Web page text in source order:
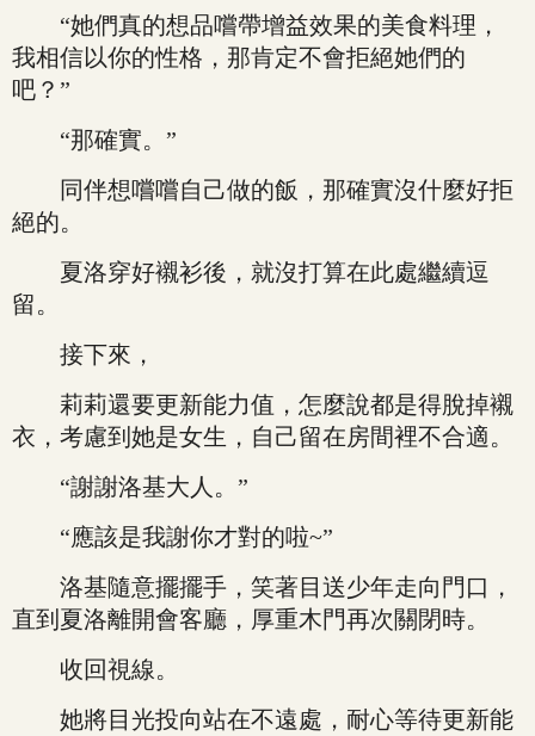
“她們真的想品嚐帶增益效果的美食料理，
我相信以你的性格，那肯定不會拒絕她們的
吧？”
“那確實。”
同伴想嚐嚐自己做的飯，那確實沒什麼好拒
絕的。
夏洛穿好襯衫後，就沒打算在此處繼續逗
留。
接下來，
莉莉還要更新能力值，怎麼說都是得脫掉襯
衣，考慮到她是女生，自己留在房間裡不合適。
“謝謝洛基大人。”
“應該是我謝你才對的啦~”
洛基隨意擺擺手，笑著目送少年走向門口，
直到夏洛離開會客廳，厚重木門再次關閉時。
收回視線。
她將目光投向站在不遠處，耐心等待更新能